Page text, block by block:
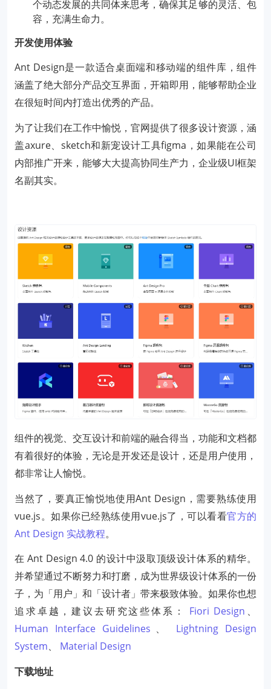
个动态发展的共同体来思考，确保其足够的灵活、包
容，充满生命力。
开发使用体验
Ant Design是一款适合桌面端和移动端的组件库，组件
涵盖了绝大部分产品交互界面，开箱即用，能够帮助企业
在很短时间内打造出优秀的产品。
为了让我们在工作中愉悦，官网提供了很多设计资源，涵
盖axure、sketch和新宠设计工具figma，如果能在公司
内部推广开来，能够大大提高协同生产力，企业级UI框架
名副其实。
组件的视觉、交互设计和前端的融合得当，功能和文档都
有着很好的体验，无论是开发还是设计，还是用户使用，
都非常让人愉悦。
当然了，要真正愉悦地使用Ant Design，需要熟练使用
vue.js。如果你已经熟练使用vue.js了，可以看看官方的
Ant Design 实战教程。
在 Ant Design 4.0 的设计中汲取顶级设计体系的精华。
并希望通过不断努力和打磨，成为世界级设计体系的一份
子，为「用户」和「设计者」带来极致体验。如果你也想
追求卓越，建议去研究这些体系： Fiori Design 、
Human Interface Guidelines 、 Lightning Design
System、 Material Design
下载地址